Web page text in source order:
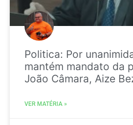
Politica: Por
mantém mandato da
João Câmara, Aize
VER MATÉRIA »